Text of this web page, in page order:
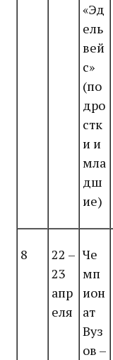
«Эд
ель
вей
с»
(по
дро
стк
и и
мла
дш
ие)
8
22 –
23
апр
еля
Че
мп
ион
ат
Вуз
ов –